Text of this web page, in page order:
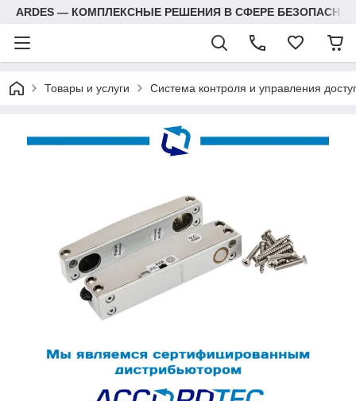
ARDES — КОМПЛЕКСНЫЕ РЕШЕНИЯ В СФЕРЕ
Товары и услуги Система контроля и управления